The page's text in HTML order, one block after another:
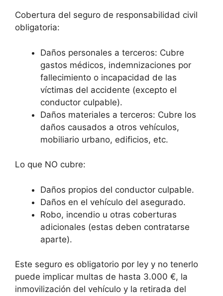
Cobertura del seguro de responsabilidad civil
obligatoria:
Daños personales a terceros: Cubre
gastos médicos, indemnizaciones por
fallecimiento o incapacidad de las
víctimas del accidente (excepto el
conductor culpable).
Daños materiales a terceros: Cubre los
daños causados a otros vehículos,
mobiliario urbano, edificios, etc.
Lo que NO cubre:
Daños propios del conductor culpable.
Daños en el vehículo del asegurado.
Robo, incendio u otras coberturas
adicionales (estas deben contratarse
aparte).
Este seguro es obligatorio por ley y no tenerlo
puede implicar multas de hasta 3.000 €, la
inmovilización del vehículo y la retirada del